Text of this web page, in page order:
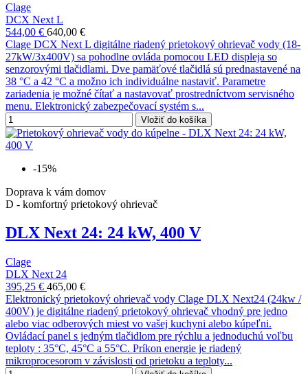
Clage
DCX Next L
544,00 € 640,00 €
Clage DCX Next L digitálne riadený prietokový ohrievač vody (18-
27kW/3x400V) sa pohodlne ovláda pomocou LED displeja so
senzorovými tlačidlami. Dve pamäťové tlačidlá sú prednastavené na
38 °C a 42 °C a možno ich individuálne nastaviť. Parametre
zariadenia je možné čítať a nastavovať prostredníctvom servisného
menu. Elektronický zabezpečovací systém s...
Vložiť do košíka
-15%
Doprava k vám domov
D - komfortný prietokový ohrievač
DLX Next 24: 24 kW, 400 V
Clage
DLX Next 24
395,25 € 465,00 €
Elektronický prietokový ohrievač vody Clage DLX Next24 (24kw /
400V) je digitálne riadený prietokový ohrievač vhodný pre jedno
alebo viac odberových miest vo vašej kuchyni alebo kúpeľni.
Ovládací panel s jedným tlačidlom pre rýchlu a jednoduchú voľbu
teploty : 35°C, 45°C a 55°C. Príkon energie je riadený
mikroprocesorom v závislosti od prietoku a teploty...